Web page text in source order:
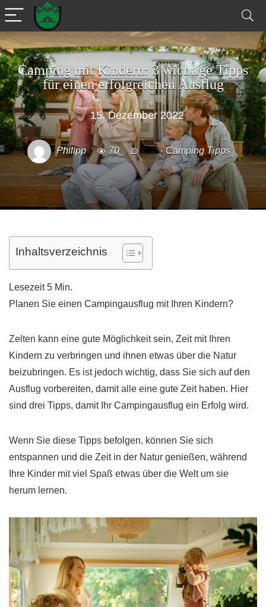
Camping mit Kindern: 3 wichtige Tipps
für einen erfolgreichen Ausflug
15. Dezember 2022
Philipp 70 Camping Tipps
Inhaltsverzeichnis
Planen Sie einen Campingausflug mit Ihren Kindern?
Zelten kann eine gute Möglichkeit sein, Zeit mit Ihren
Kindern zu verbringen und ihnen etwas über die Natur
beizubringen. Es ist jedoch wichtig, dass Sie sich auf den
Ausflug vorbereiten, damit alle eine gute Zeit haben. Hier
sind drei Tipps, damit Ihr Campingausflug ein Erfolg wird.
Wenn Sie diese Tipps befolgen, können Sie sich
entspannen und die Zeit in der Natur genießen, während
Ihre Kinder mit viel Spaß etwas über die Welt um sie
herum lernen.